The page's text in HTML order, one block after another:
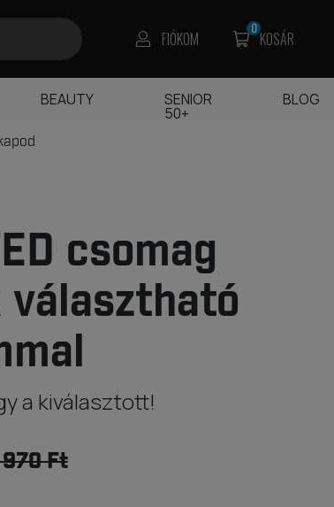
csomag
választható
a kiválasztott!
970 Ft
FIÓKOM KOSÁR
0
BEAUTY SENIOR
50+
BLOG